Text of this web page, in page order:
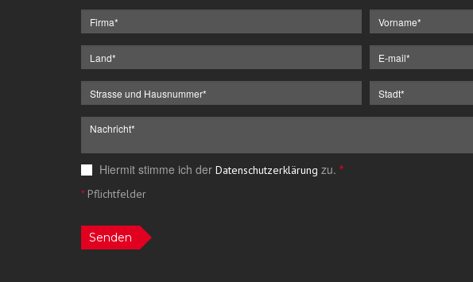
Hiermit stimme ich der Datenschutzerklärung zu. *
*Pflichtfelder
Senden